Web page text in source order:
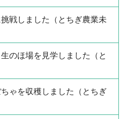
戦しました（とちぎ農業未
のほ場を見学しました（と
ゃを収穫しました（とちぎ